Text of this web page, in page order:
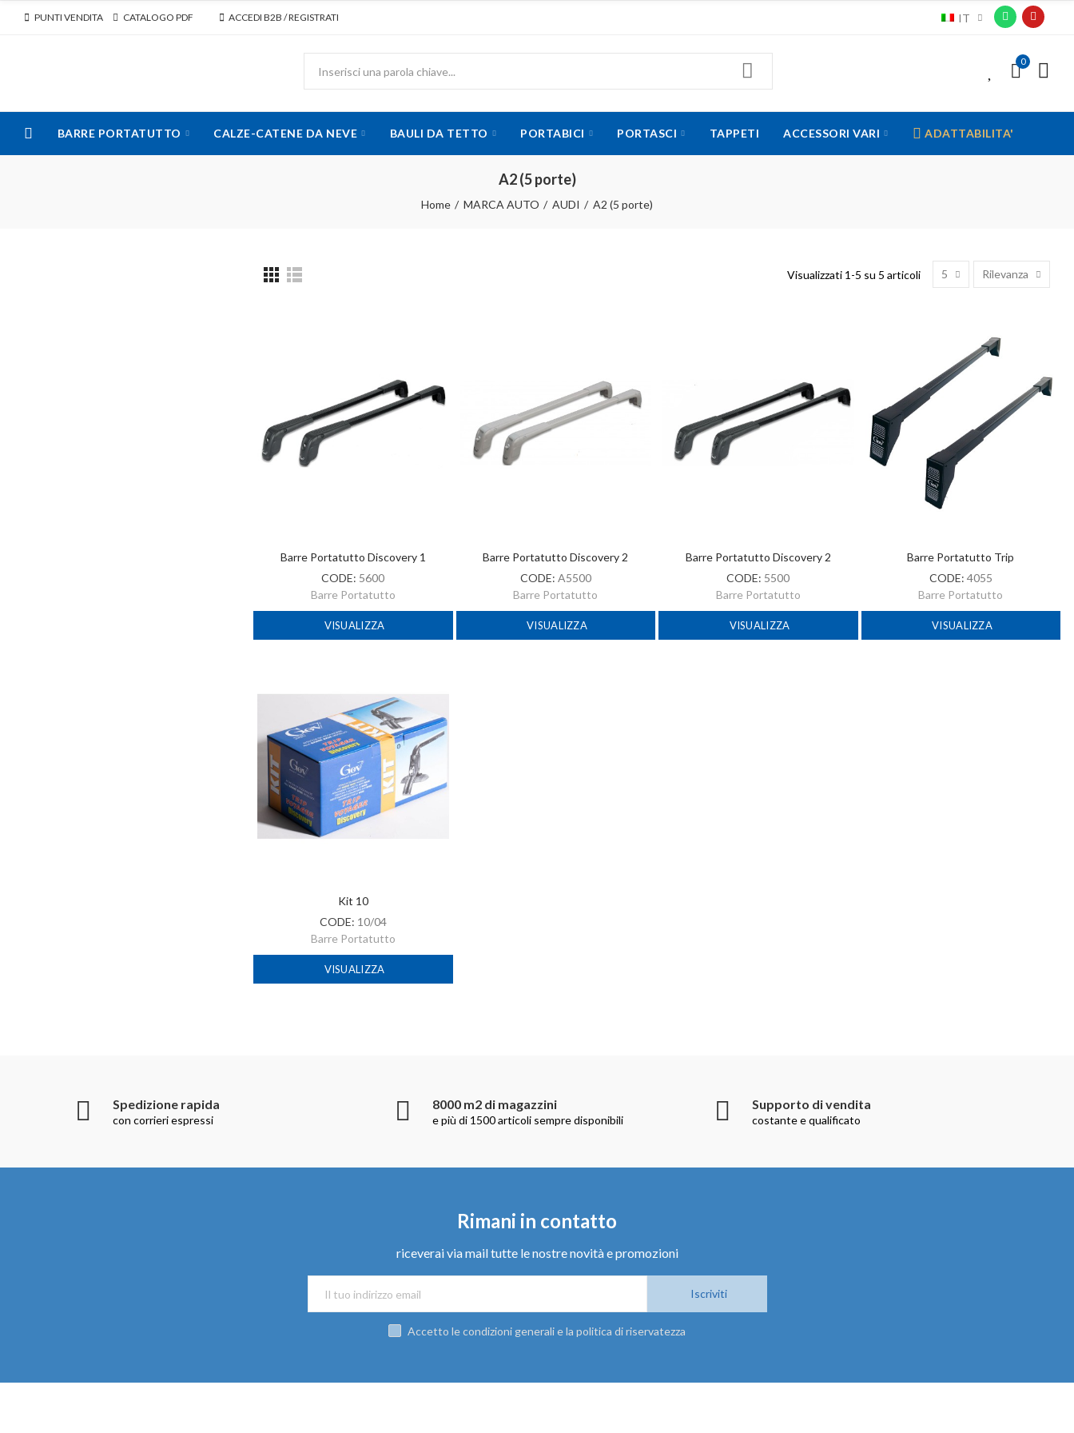
PUNTI VENDITA CATALOGO PDF ACCEDI B2B / REGISTRATI IT
0
BARRE PORTATUTTO CALZE-CATENE DA NEVE BAULI DA TETTO PORTABICI PORTASCI TAPPETI ACCESSORI VARI ADATTABILITA'
A2 (5 porte)
Home MARCA AUTO AUDI A2 (5 porte)
Visualizzati 1-5 su 5 articoli 5 Rilevanza
Barre Portatutto Discovery 1
CODE: 5600
Barre Portatutto
VISUALIZZA
Barre Portatutto Discovery 2
CODE: A5500
Barre Portatutto
VISUALIZZA
Barre Portatutto Discovery 2
CODE: 5500
Barre Portatutto
VISUALIZZA
Barre Portatutto Trip
CODE: 4055
Barre Portatutto
VISUALIZZA
Kit 10
CODE: 10/04
Barre Portatutto
VISUALIZZA
Spedizione rapida
con corrieri espressi
8000 m2 di magazzini
e più di 1500 articoli sempre disponibili
Supporto di vendita
costante e qualificato
Rimani in contatto
riceverai via mail tutte le nostre novità e promozioni
Iscriviti
Accetto le condizioni generali e la politica di riservatezza